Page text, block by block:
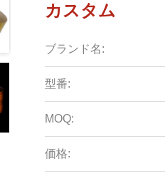
カスタム
ブランド名:
型番:
MOQ:
価格: